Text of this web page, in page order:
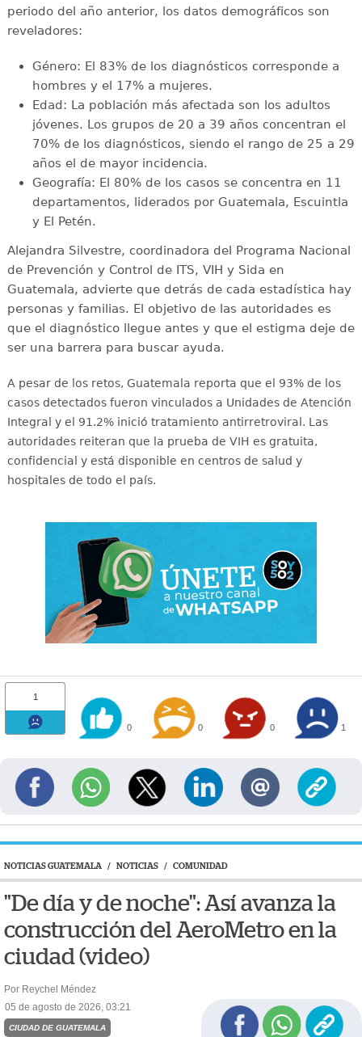
periodo del año anterior, los datos demográficos son
reveladores:
Género: El 83% de los diagnósticos corresponde a
hombres y el 17% a mujeres.
Edad: La población más afectada son los adultos
jóvenes. Los grupos de 20 a 39 años concentran el
70% de los diagnósticos, siendo el rango de 25 a 29
años el de mayor incidencia.
Geografía: El 80% de los casos se concentra en 11
departamentos, liderados por Guatemala, Escuintla
y El Petén.
Alejandra Silvestre, coordinadora del Programa Nacional
de Prevención y Control de ITS, VIH y Sida en
Guatemala, advierte que detrás de cada estadística hay
personas y familias. El objetivo de las autoridades es
que el diagnóstico llegue antes y que el estigma deje de
ser una barrera para buscar ayuda.
A pesar de los retos, Guatemala reporta que el 93% de los
casos detectados fueron vinculados a Unidades de Atención
Integral y el 91.2% inició tratamiento antirretroviral . Las
autoridades reiteran que la prueba de VIH es gratuita,
confidencial y está disponible en centros de salud y
hospitales de todo el país.
1
0 0 0 1
NOTICIAS GUATEMALA / NOTICIAS / COMUNIDAD
"De día y de noche": Así avanza la
construcción del AeroMetro en la
ciudad (video)
Por Reychel Méndez
05 de agosto de 2026, 03:21
CIUDAD DE GUATEMALA